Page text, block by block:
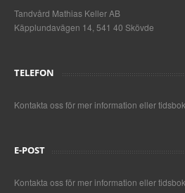
Tandvård Mathias Keller AB
Käpplundavägen 14, 541 40 Skövde
TELEFON
Kontakta oss för mer information eller
E-POST
Kontakta oss för mer information eller